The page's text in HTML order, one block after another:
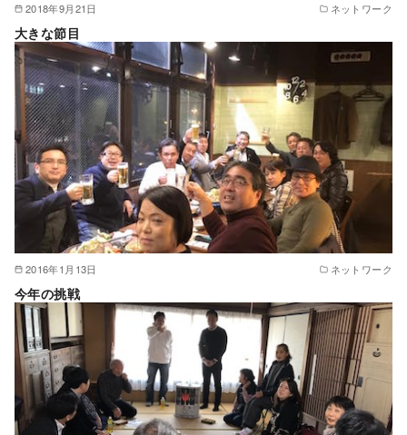
2018年9月21日 ネットワーク
大きな節目
2016年1月13日 ネットワーク
今年の挑戦